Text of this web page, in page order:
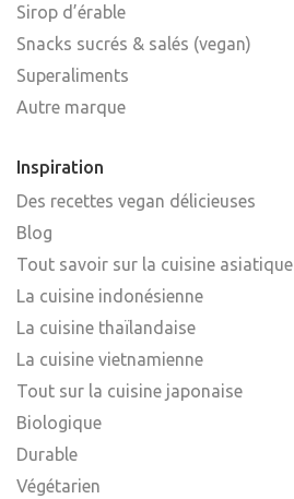
Sirop d’érable
Snacks sucrés & salés (vegan)
Superaliments
Autre marque
Inspiration
Des recettes vegan délicieuses
Blog
Tout savoir sur la cuisine asiatique
La cuisine indonésienne
La cuisine thaïlandaise
La cuisine vietnamienne
Tout sur la cuisine japonaise
Biologique
Durable
Végétarien